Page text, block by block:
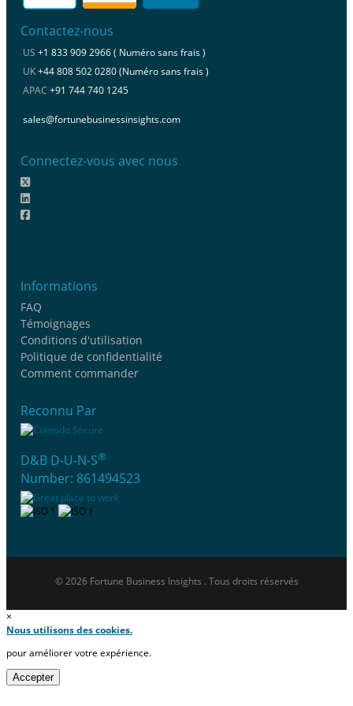
Contactez-nous
US +1 833 909 2966 ( Numéro sans frais )
UK+44 808 502 0280 (Numéro sans frais )
APAC +91 744 740 1245
sales@fortunebusinessinsights.com
Connectez-vous avec nous
Informations
FAQ
Témoignages
Conditions d'utilisation
Politique de confidentialité
Comment commander
Reconnu Par
D&B D-U-N-S®
Number: 861494523
© 2026 Fortune Business Insights . Tous droits réservés
×
Nous utilisons des cookies.
pour améliorer votre expérience.
Accepter